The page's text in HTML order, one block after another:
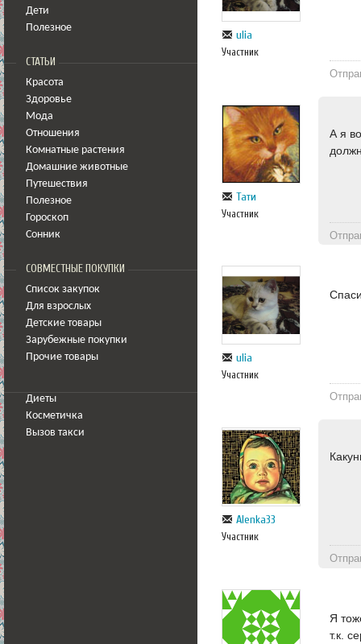
Дети
Полезное
СТАТЬИ
Красота
Здоровье
Мода
Отношения
Комнатные растения
Домашние животные
Путешествия
Полезное
Гороскоп
Сонник
СОВМЕСТНЫЕ ПОКУПКИ
Список закупок
Для взрослых
Детские товары
Зарубежные покупки
Прочие товары
Диеты
Косметичка
Вызов такси
ulia
Участник
Тати
Участник
А я
ulia
Участник
Alenka33
Участник
Я
т.к.